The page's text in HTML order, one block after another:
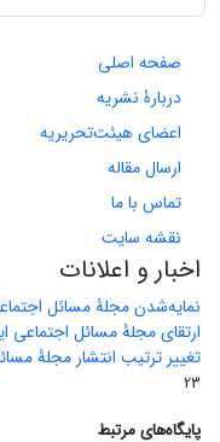
صفحه اصلی
دربارۀ نشریه
اعضای هیئت‌تحریریه
ارسال مقاله
تماس با ما
نقشه سایت
اخبار و اعلانات
نمایه‌شدن مجلۀ مسائل
ارتقای مجلۀ مسائل اجتماعی
تغییر ترتیب انتشار مجلۀ
23
پایگاه‌های مرتبط